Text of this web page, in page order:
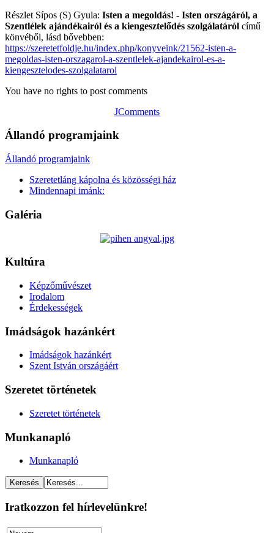
Részlet Sípos (S) Gyula: Isten a megoldás! - Isten országáról, a
Szentlélek ajándékairól és a kiengesztelődés szolgálatáról című
könvéből, lásd bővebben:
https://szeretetfoldje.hu/index.php/konyveink/21562-isten-a-
megoldas-isten-orszagarol-a-szentlelek-ajandekairol-es-a-
kiengesztelodes-szolgalatarol
You have no rights to post comments
JComments
Állandó programjaink
Állandó programjaink
Szeretetláng kápolna és közösségi ház
Mindennapi imánk:
Galéria
Kultúra
Képzőművészet
Irodalom
Érdekességek
Imádságok hazánkért
Imádságok hazánkért
Szent István országáért
Szeretet történetek
Szeretet történetek
Munkanapló
Munkanapló
Iratkozzon fel hírlevelünkre!